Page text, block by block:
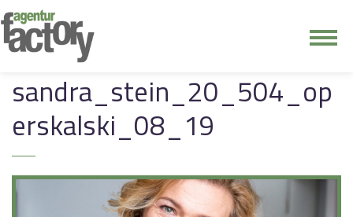
kontakt
sandra_stein_20_504_op
erskalski_08_19